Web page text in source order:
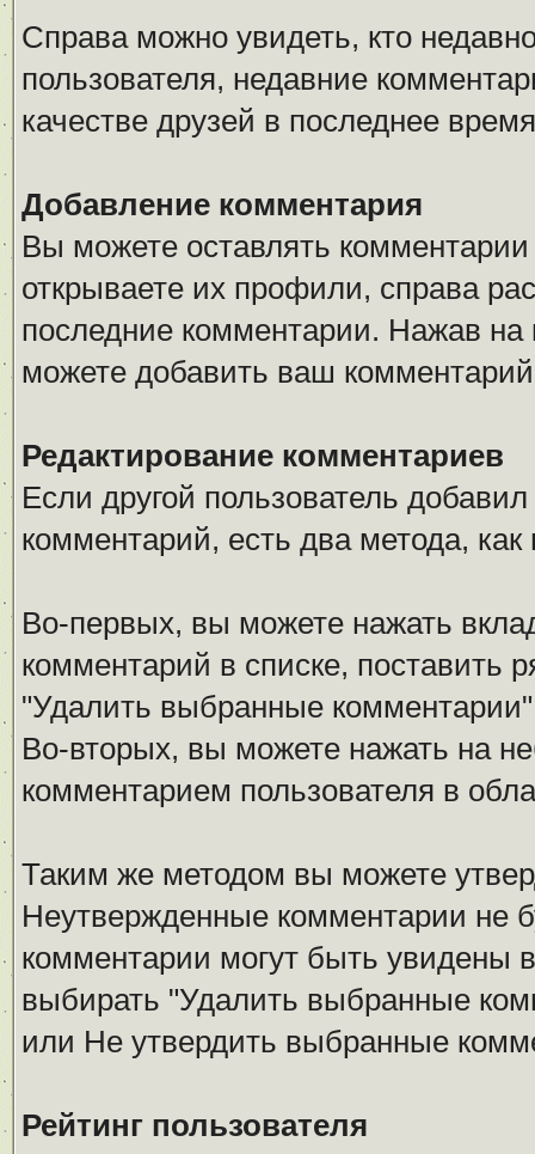
Справа можно увидеть, кто
пользователя, недавние
качестве друзей в последнее
Добавление комментария
Вы можете оставлять
открываете их профили, справа
последние комментарии. Нажав
можете добавить ваш
Редактирование комментариев
Если другой пользователь
комментарий, есть два метода,
Во-первых, вы можете нажать
комментарий в списке, поставить
"Удалить выбранные
Во-вторых, вы можете нажать на
комментарием пользователя в
Таким же методом вы можете
Неутвержденные комментарии не
комментарии могут быть увидены
выбирать "Удалить выбранные
или Не утвердить выбранные
Рейтинг пользователя